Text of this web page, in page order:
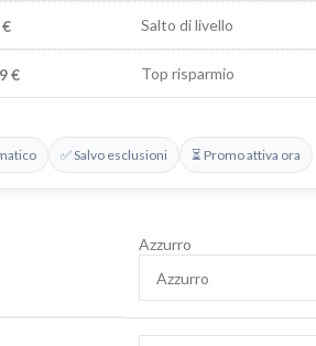
Salto di livello
€ Top risparmio
✅ Salvo esclusioni ⏳ Promo attiva ora
Azzurro